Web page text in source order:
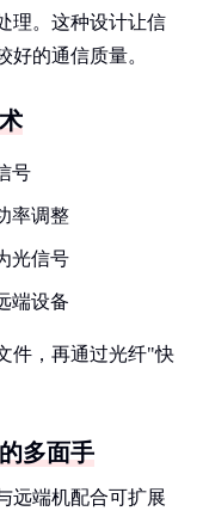
理。这种设计让信
的通信质量。
号
率调整
光信号
端设备
件，再通过光纤"快
多面手
远端机配合可扩展